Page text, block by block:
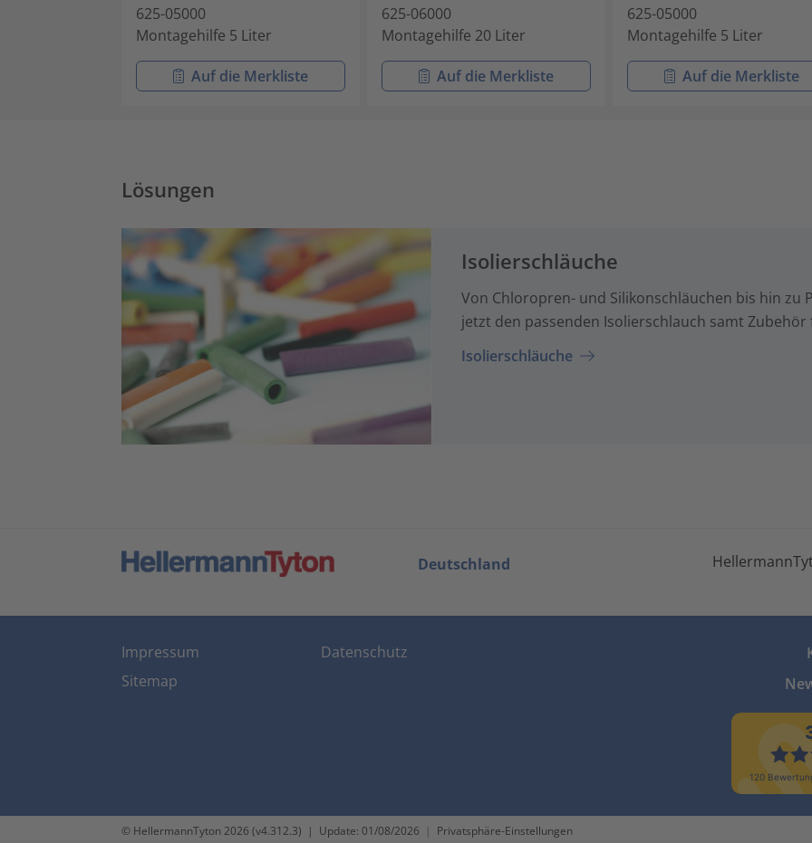
625-05000
Montagehilfe 5 Liter
Auf die Merkliste
625-06000
Montagehilfe 20 Liter
Auf die Merkliste
625-05000
Montagehilfe 5 Liter
Auf die Merkliste
Lösungen
Isolierschläuche
Von Chloropren- und Silikonschläuchen bis hin zu
jetzt den passenden Isolierschlauch samt
Isolierschläuche
Deutschland
Impressum
Sitemap
Datenschutz
© HellermannTyton 2026 (v4.312.3) | Update: 01/08/2026 | Privatsphäre-Einstellungen